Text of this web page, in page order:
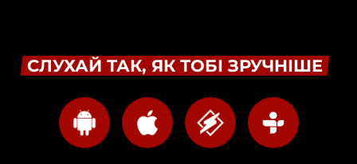
СЛУХАЙ ТАК, ЯК ТОБІ ЗРУЧНІШЕ